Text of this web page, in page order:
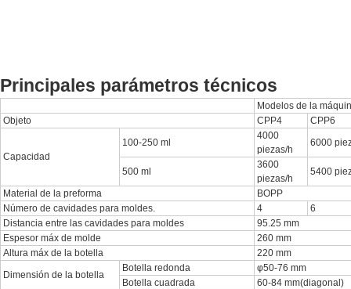
Principales parámetros técnicos
Modelos de la
Objeto
CPP4 CPP6
Capacidad
100-250 ml
4000
piezas/h
6000
500 ml
3600
piezas/h
5400
Material de la preforma
BOPP
Número de cavidades para moldes.
4
6
Distancia entre las cavidades para moldes
95.25 mm
Espesor máx de molde
260 mm
Altura máx de la botella
220 mm
Dimensión de la botella
Botella redonda
φ50-76 mm
Botella cuadrada
60-84 mm(diagonal)